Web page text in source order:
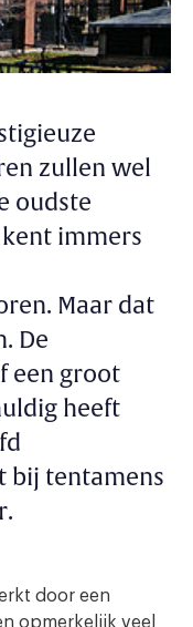
zullen wel
oudste
immers
Maar dat
De
een groot
heeft
bij tentamens
door een
opmerkelijk veel